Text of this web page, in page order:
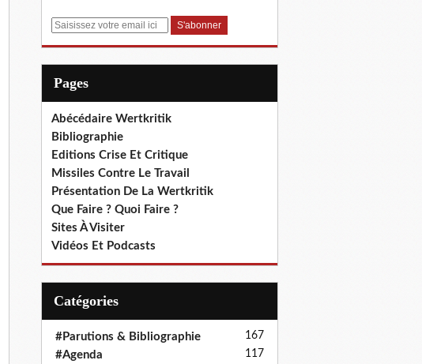
E
Pages
Abécédaire Wertkritik
Bibliographie
Editions Crise Et Critique
Missiles Contre Le Travail
Présentation De La Wertkritik
Que Faire ? Quoi Faire ?
Sites À Visiter
Vidéos Et Podcasts
Catégories
#Parutions & Bibliographie 167
#Agenda 117